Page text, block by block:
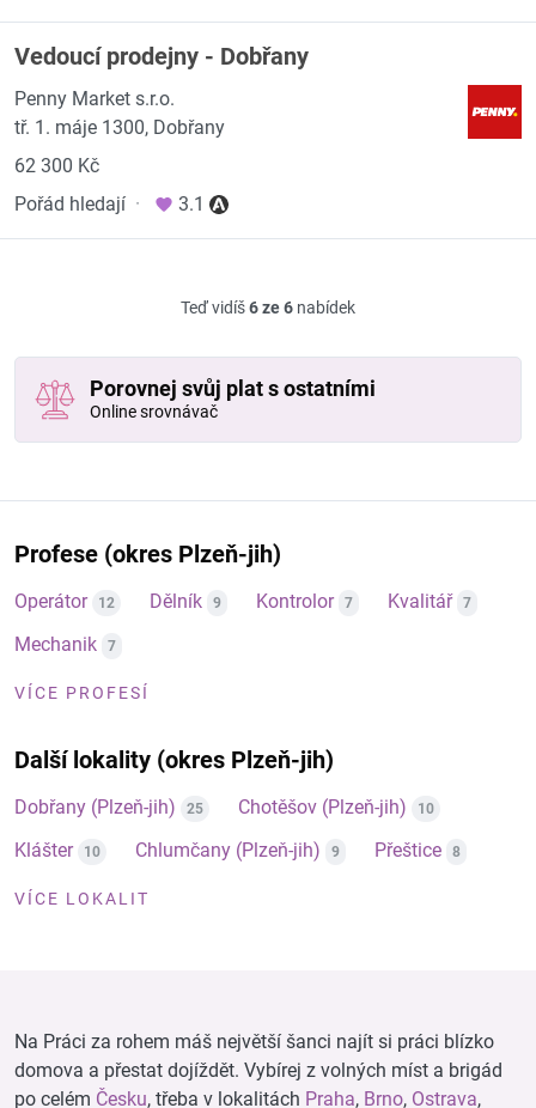
Vedoucí prodejny - Dobřany
Penny Market s.r.o.
tř. 1. máje 1300, Dobřany
62 300 Kč
Pořád hledají · 3.1
Teď vidíš6 ze 6 nabídek
Porovnej svůj plat s ostatními
Online srovnávač
Profese (okres Plzeň-jih)
Operátor 12 Dělník 9 Kontrolor 7 Kvalitář 7
Mechanik 7
VÍCE PROFESÍ
Další lokality (okres Plzeň-jih)
Dobřany (Plzeň-jih) 25 Chotěšov (Plzeň-jih) 10
Klášter 10 Chlumčany (Plzeň-jih) 9 Přeštice 8
VÍCE LOKALIT
Na Práci za rohem máš největší šanci najít si práci blízko
domova a přestat dojíždět. Vybírej z volných míst a brigád
po celém Česku, třeba v lokalitách Praha, Brno, Ostrava,